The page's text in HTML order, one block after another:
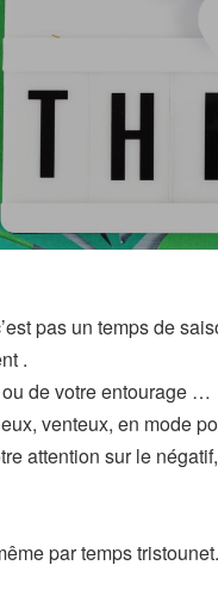
pas un temps de
.
de votre entourage …
venteux, en mode
attention sur le
par temps tristounet.